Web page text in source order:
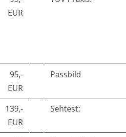
EUR
95,-
EUR
Passbild
139,-
EUR
Sehtest: